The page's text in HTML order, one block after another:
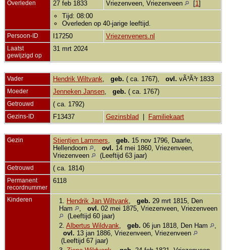
Overleden 27 feb 1833 Vriezenveen, Vriezenveen [1 ]
Tijd: 08:00
Overleden op 40-jarige leeftijd.
Persoon-ID I17250 Vriezenveners.nl
Laatst
gewijzigd op
31 mrt 2024
Vader Hendrik Wiltvank geb. ( ca. 1767), ovl. vÃ³Ã³r 1833
Moeder Jenneken Jansen geb. ( ca. 1767)
Getrouwd ( ca. 1792)
Gezins-ID F13437 Gezinsblad Familiekaart
Gezin Stientjen Lammers geb. 15 nov 1796, Daarle,
Hellendoorn
ovl. 14 mei 1860, Vriezenveen,
Vriezenveen
(Leeftijd 63 jaar)
Getrouwd ( ca. 1814)
Permanent
recordnummer
6118
Kinderen 1. Hendrik Jan Wiltvank geb. 29 mrt 1815, Den
Ham
ovl. 02 mei 1875, Vriezenveen, Vriezenveen
(Leeftijd 60 jaar)
2. Albertus Wildvank geb. 06 jun 1818, Den Ham
ovl. 13 jan 1886, Vriezenveen, Vriezenveen
(Leeftijd 67 jaar)